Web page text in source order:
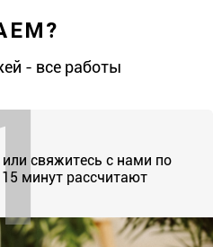
- все работы
свяжитесь с нами по
минут рассчитают